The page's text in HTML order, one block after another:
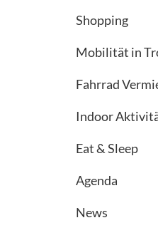
Shopping
Mobilität in
Fahrrad
Indoor
Eat & Sleep
Agenda
News